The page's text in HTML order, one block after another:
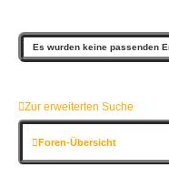
Es wurden keine passenden
Zur erweiterten Suche
Foren-Übersicht